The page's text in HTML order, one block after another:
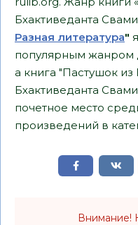
Бхактиведанта
Разная литература"
популярным жанром
а книга "Пастушок из
Бхактиведанта
почетное место
произведений в
Внимание!